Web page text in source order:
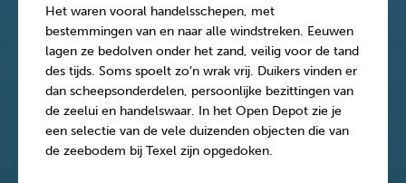
Het waren vooral handelsschepen, met
bestemmingen van en naar alle windstreken. Eeuwen
lagen ze bedolven onder het zand, veilig voor de tand
des tijds. Soms spoelt zo’n wrak vrij. Duikers vinden er
dan scheepsonderdelen, persoonlijke bezittingen van
de zeelui en handelswaar. In het Open Depot zie je
een selectie van de vele duizenden objecten die van
de zeebodem bij Texel zijn opgedoken.